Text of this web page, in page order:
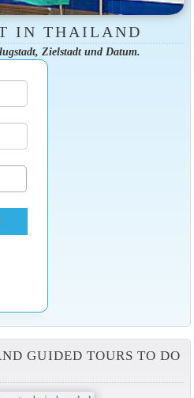
IN THAILAND
Zielstadt und Datum.
GUIDED TOURS TO DO